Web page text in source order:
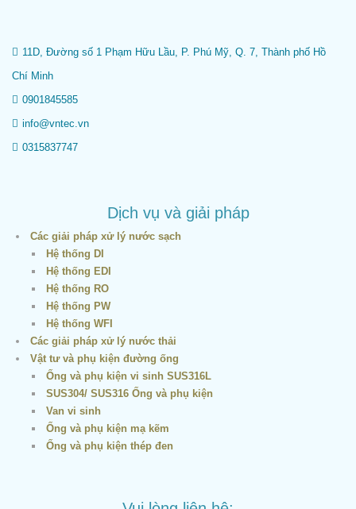
11D, Đường số 1 Phạm Hữu Lầu, P. Phú Mỹ, Q. 7, Thành phố Hồ
Chí Minh
0901845585
info@vntec.vn
0315837747
Dịch vụ và giải pháp
Các giải pháp xử lý nước sạch
Hệ thống DI
Hệ thống EDI
Hệ thống RO
Hệ thống PW
Hệ thống WFI
Các giải pháp xử lý nước thải
Vật tư và phụ kiện đường ống
Ống và phụ kiện vi sinh SUS316L
SUS304/ SUS316 Ống và phụ kiện
Van vi sinh
Ống và phụ kiện mạ kẽm
Ống và phụ kiện thép đen